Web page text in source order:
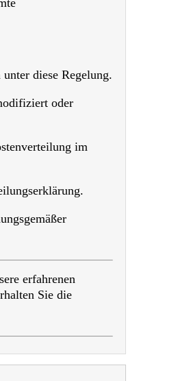
diese Regelung.
oder
im
erfahrenen
Sie die